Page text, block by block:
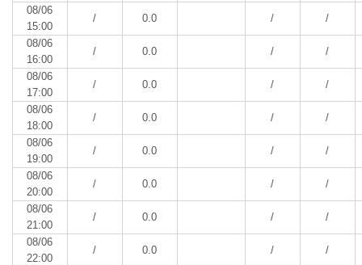
08/06
15:00
/ 0.0 / /
08/06
16:00
/ 0.0 / /
08/06
17:00
/ 0.0 / /
08/06
18:00
/ 0.0 / /
08/06
19:00
/ 0.0 / /
08/06
20:00
/ 0.0 / /
08/06
21:00
/ 0.0 / /
08/06
22:00
/ 0.0 / /